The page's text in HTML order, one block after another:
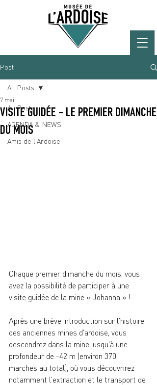
Post
All Posts
AGENDA & NEWS
Amis de l'Ardoise
All Posts
VISITE GUIDÉE - LE PREMIER DIMANCHE
DU MOIS
7 mai
Chaque premier dimanche du mois, vous
avez la possibilité de participer à une
visite guidée de la mine « Johanna » !
Après une brève introduction sur l'histoire
des anciennes mines d'ardoise, vous
descendrez dans la mine jusqu'à une
profondeur de -42 m (environ 370
marches au total), où vous découvrirez
notamment l'extraction et le transport de